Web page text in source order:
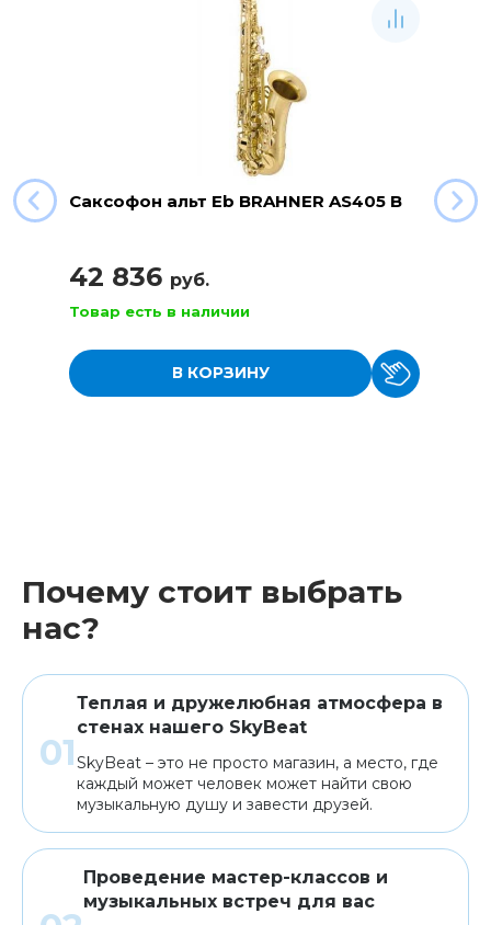
Саксофон альт Eb BRAHNER AS405 B
42 836 руб.
Товар есть в наличии
В КОРЗИНУ
Почему стоит выбрать
нас?
Теплая и дружелюбная атмосфера в
стенах нашего SkyBeat
SkyBeat – это не просто магазин, а место, где
каждый может человек может найти свою
музыкальную душу и завести друзей.
Проведение мастер-классов и
музыкальных встреч для вас